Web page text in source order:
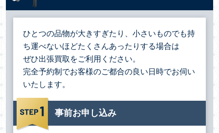
ひとつの品物が大きすぎたり、小さいものでも持
ち運べないほどたくさんあったりする場合は
ぜひ出張買取をご利用ください。
完全予約制でお客様のご都合の良い日時でお伺い
いたします。
事前お申し込み